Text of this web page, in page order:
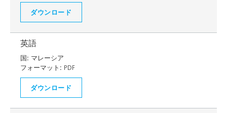
ダウンロード
英語
国: マレーシア
フォーマット: PDF
ダウンロード